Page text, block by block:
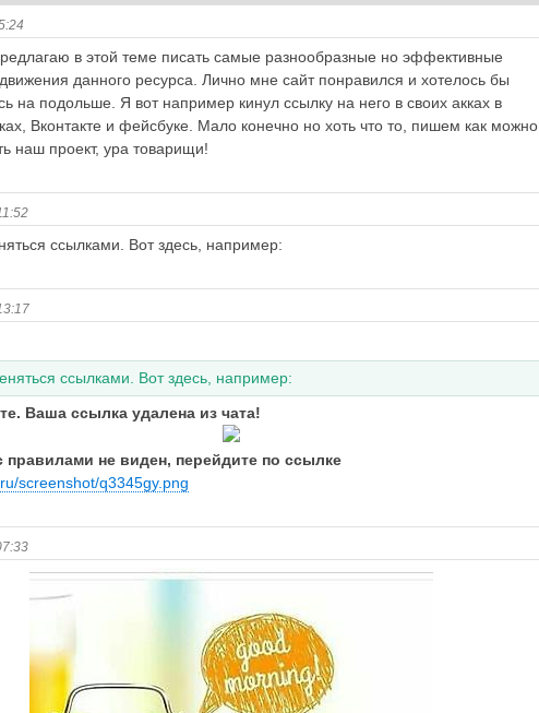
в этой теме писать самые разнообразные но эффективные
данного ресурса. Лично мне сайт понравился и хотелось бы
на подольше. Я вот например кинул ссылку на него в своих акках в
Вконтакте и фейсбуке. Мало конечно но хоть что то, пишем как можно
наш проект, ура товарищи!
ссылками. Вот здесь, например:
ссылками. Вот здесь, например:
Ваша ссылка удалена из чата!
правилами не виден, перейдите по ссылке
screenshot/q3345gy.png